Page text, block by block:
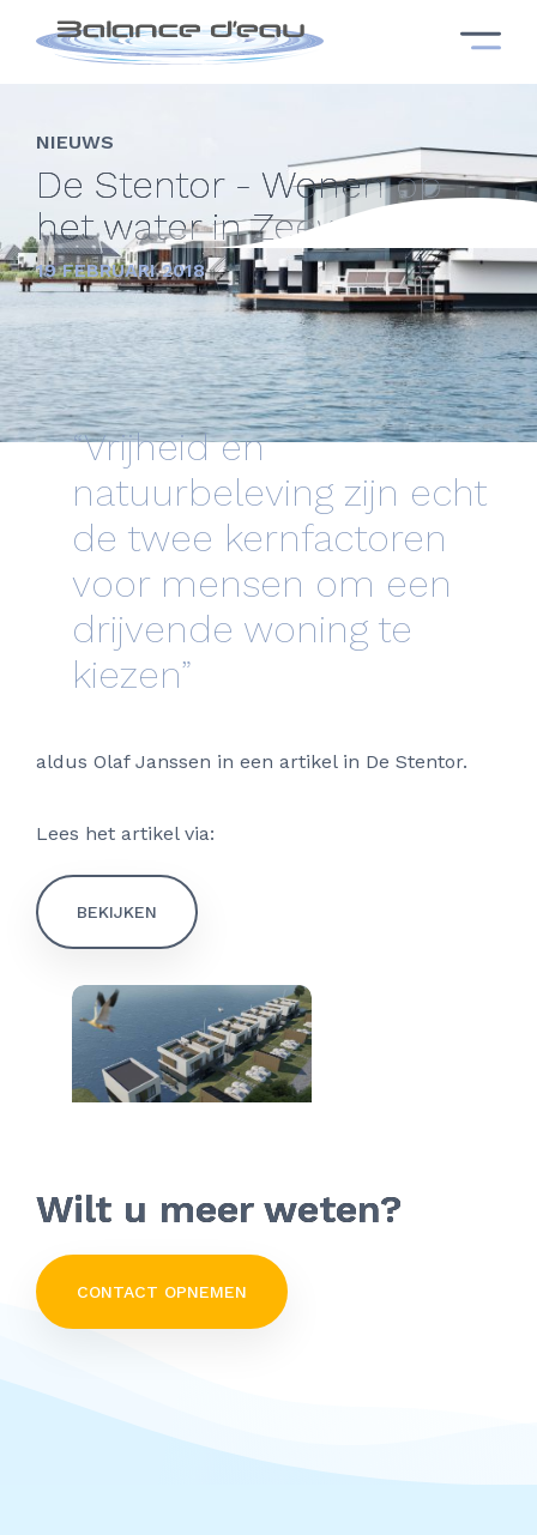
NIEUWS
De Stentor - Wonen op
het water in Zeewolde
19 FEBRUARI 2018
“Vrijheid en
natuurbeleving zijn echt
de twee kernfactoren
voor mensen om een
drijvende woning te
kiezen”
aldus Olaf Janssen in een artikel in De Stentor.
Lees het artikel via:
BEKIJKEN
Wilt u meer weten?
CONTACT OPNEMEN